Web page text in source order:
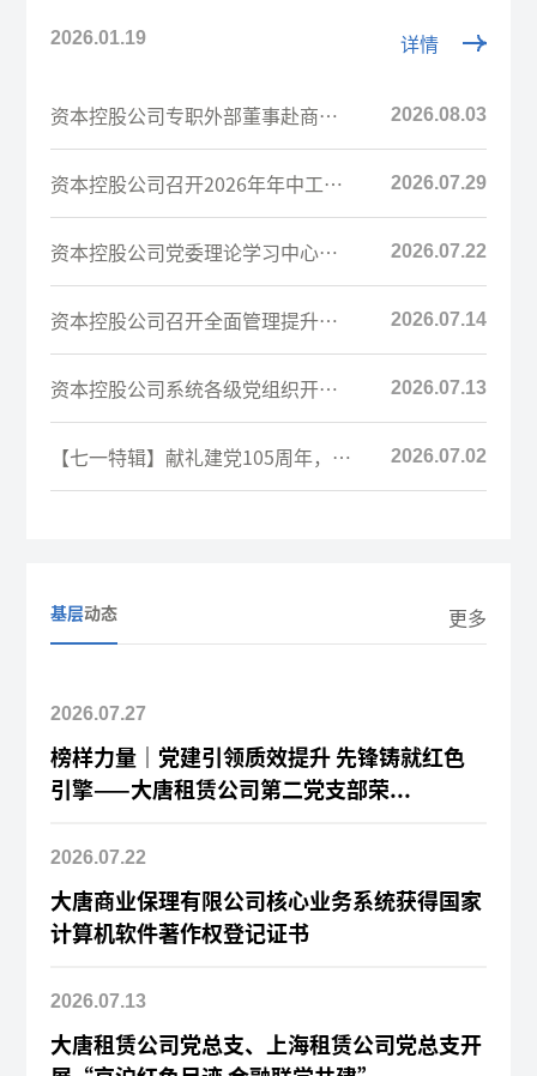
2026.01.19 详情
资本控股公司专职外部董事赴商业
保理公司开展现场调研
2026.08.03
资本控股公司召开2026年年中工作
会议
2026.07.29
资本控股公司党委理论学习中心组
举行专题学习研讨
2026.07.22
资本控股公司召开全面管理提升行
动领导小组第1次会议
2026.07.14
资本控股公司系统各级党组织开
展“庆祝中国共产党成立105周
年”主题党日活动...
2026.07.13
【七一特辑】献礼建党105周年，资
本控股公司这样过！
2026.07.02
基层动态
2026.07.27
榜样力量｜党建引领质效提升 先锋铸就红色
引擎——大唐租赁公司第二党支部荣...
2026.07.22
大唐商业保理有限公司核心业务系统获得国家
计算机软件著作权登记证书
2026.07.13
大唐租赁公司党总支、上海租赁公司党总支开
更多